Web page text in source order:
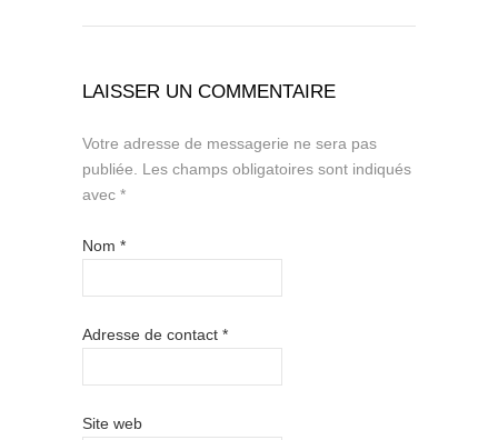
LAISSER UN COMMENTAIRE
Votre adresse de messagerie ne sera pas
publiée.
Les champs obligatoires sont indiqués
avec *
Nom *
Adresse de contact *
Site web